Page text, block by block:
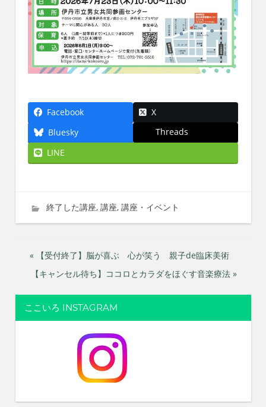
Facebook
X
Bluesky
Threads
LINE
2026年5月20日
imati
終了した講座, 講座, 講座・イベント
投
稿
ナ
ビ
シ
« 【受付終了】脳が喜ぶ 心が笑う 親子de臨床美術
【キャンセル待ち】ココロとカラダをほぐす音楽療法 »
ここいろ INSTAGRAM